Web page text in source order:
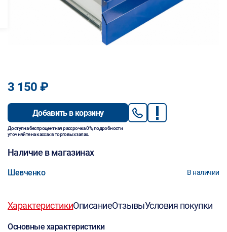
3 150 ₽
Добавить в корзину
Доступна беспроцентная рассрочка 0%, подробности
уточняйте на кассах в торговых залах.
Наличие в магазинах
Шевченко В наличии
ХарактеристикиОписаниеОтзывыУсловия покупки
Основные характеристики